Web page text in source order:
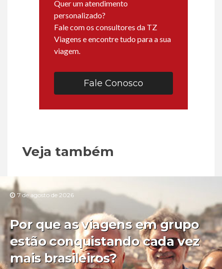
Quer um atendimento
personalizado?
Fale com os consultores da TZ
Viagens e encontre tudo para a sua
viagem.
Fale Conosco
Veja também
7 de agosto de 2026
Por que as viagens em grupo
estão conquistando cada vez
mais brasileiros?